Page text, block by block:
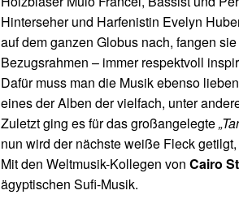
Hinterseher und Harfenistin Evelyn
auf dem ganzen Globus nach, fangen
Bezugsrahmen – immer respektvoll
Dafür muss man die Musik ebenso
eines der Alben der vielfach, unter
Zuletzt ging es für das großangelegte
nun wird der nächste weiße Fleck
Mit den Weltmusik-Kollegen vonCairo
ägyptischen Sufi-Musik.